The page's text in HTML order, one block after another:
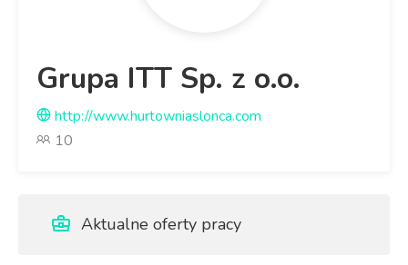
Grupa ITT Sp. z o.o.
http://www.hurtowniaslonca.com
10
Aktualne oferty pracy